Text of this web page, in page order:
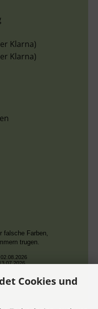
Klarna)
Klarna)
falsche Farben,
trugen.
Cookies und